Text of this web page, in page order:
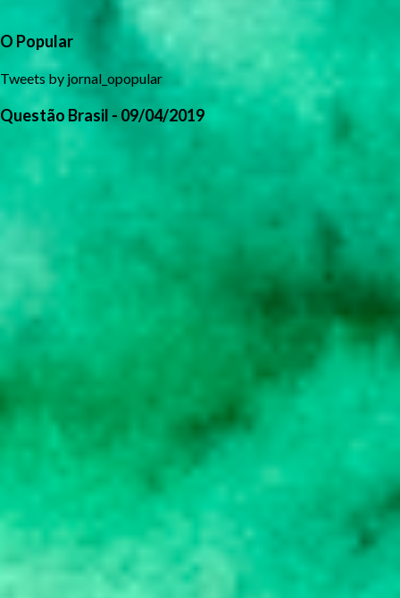
O Popular
Tweets by jornal_opopular
Questão Brasil - 09/04/2019